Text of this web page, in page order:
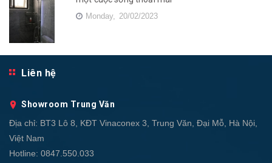
Monday, 20/02/2023
Liên hệ
Showroom Trung Văn
Địa chỉ: BT3 Lô 8, KĐT Vinaconex 3, Trung Văn, Đại Mỗ, Hà Nội,
Việt Nam
Hotline: 0847.550.033